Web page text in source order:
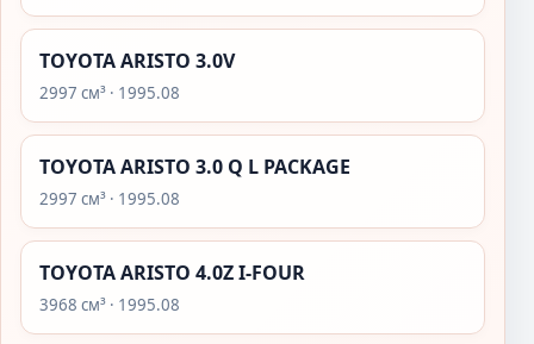
TOYOTA ARISTO 3.0V
2997 см³ · 1995.08
TOYOTA ARISTO 3.0 Q L PACKAGE
2997 см³ · 1995.08
TOYOTA ARISTO 4.0Z I-FOUR
3968 см³ · 1995.08